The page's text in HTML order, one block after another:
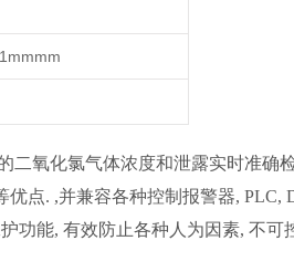
二氧化氯气体浓度和泄露实时准确
点. ,并兼容各种控制报警器, PLC,
功能, 有效防止各种人为因素, 不可